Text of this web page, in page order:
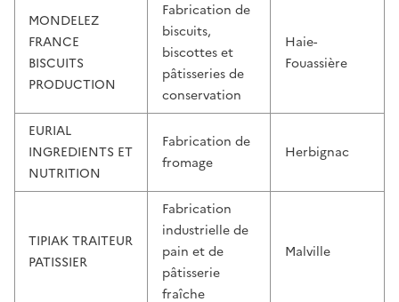
MONDELEZ
FRANCE
BISCUITS
PRODUCTION
Fabrication de
biscuits,
biscottes et
pâtisseries de
conservation
Haie-
Fouassière
EURIAL
INGREDIENTS ET
NUTRITION
Fabrication de
fromage
Herbignac
TIPIAK TRAITEUR
PATISSIER
Fabrication
industrielle de
pain et de
pâtisserie
fraîche
Malville